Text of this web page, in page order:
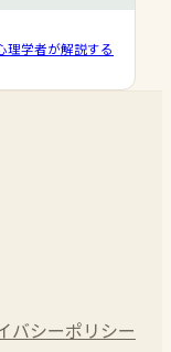
理学者が解説する
バシーポリシー